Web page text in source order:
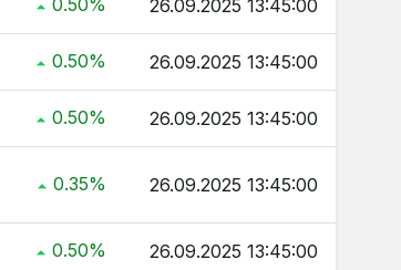
0.50% 26.09.2025 13:45:00
0.50% 26.09.2025 13:45:00
0.50% 26.09.2025 13:45:00
0.35% 26.09.2025 13:45:00
0.50% 26.09.2025 13:45:00